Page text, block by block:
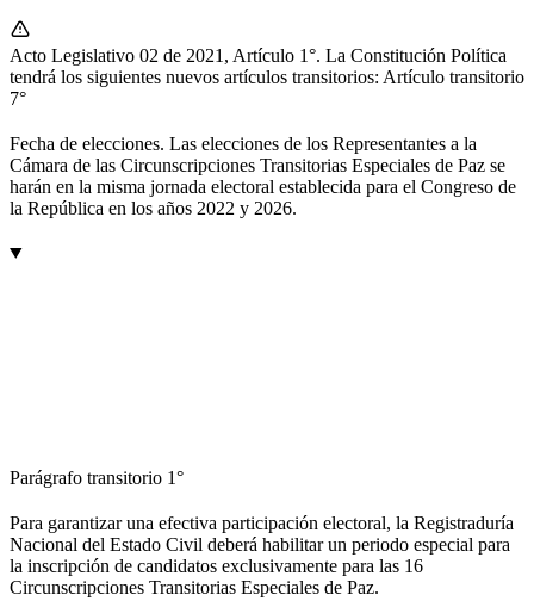
Acto Legislativo 02 de 2021, Artículo 1°. La Constitución Política
tendrá los siguientes nuevos artículos transitorios: Artículo transitorio
7°
Fecha de elecciones. Las elecciones de los Representantes a la
Cámara de las Circunscripciones Transitorias Especiales de Paz se
harán en la misma jornada electoral establecida para el Congreso de
la República en los años 2022 y 2026.
Parágrafo transitorio 1°
Para garantizar una efectiva participación electoral, la Registraduría
Nacional del Estado Civil deberá habilitar un periodo especial para
la inscripción de candidatos exclusivamente para las 16
Circunscripciones Transitorias Especiales de Paz.